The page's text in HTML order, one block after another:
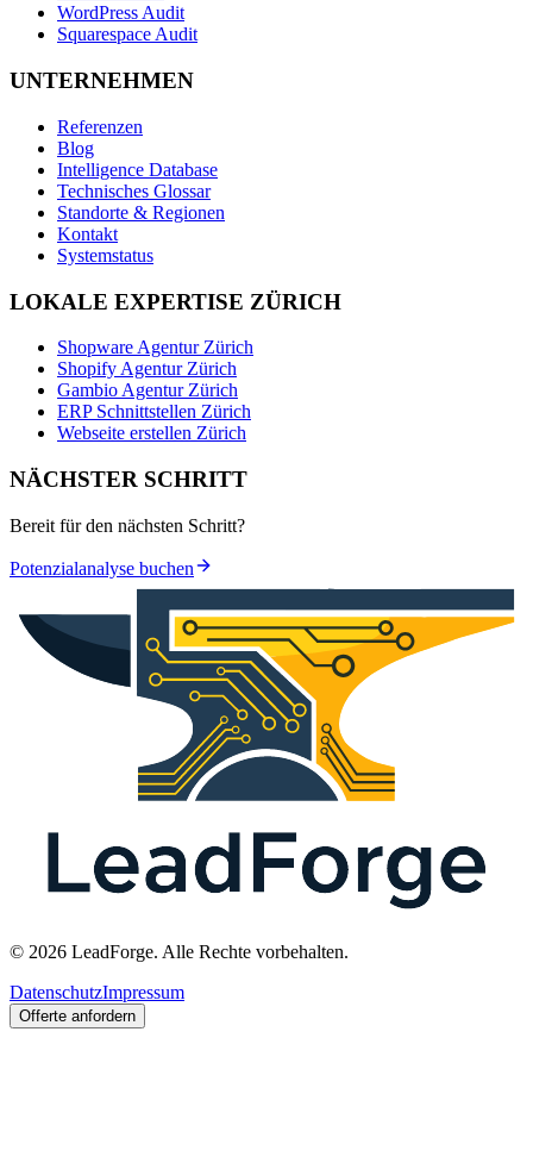
WordPress Audit
Squarespace Audit
UNTERNEHMEN
Referenzen
Blog
Intelligence Database
Technisches Glossar
Standorte & Regionen
Kontakt
Systemstatus
LOKALE EXPERTISE ZÜRICH
Shopware Agentur Zürich
Shopify Agentur Zürich
Gambio Agentur Zürich
ERP Schnittstellen Zürich
Webseite erstellen Zürich
NÄCHSTER SCHRITT
Bereit für den nächsten Schritt?
Potenzialanalyse buchen
© 2026 LeadForge. Alle Rechte vorbehalten.
DatenschutzImpressum
Offerte anfordern